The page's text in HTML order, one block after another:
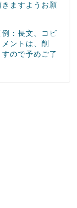
ますようお願
：長文、コピ
ントは、削
ので予めご了